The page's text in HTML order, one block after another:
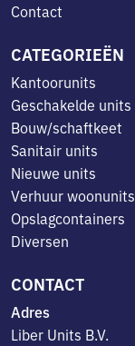
Contact
CATEGORIEËN
Kantoorunits
Geschakelde units
Bouw/schaftkeet
Sanitair units
Nieuwe units
Verhuur woonunits
Opslagcontainers
Diversen
CONTACT
Adres
Liber Units B.V.